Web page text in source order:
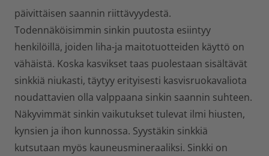
päivittäisen saannin riittävyydestä.
Todennäköisimmin sinkin puutosta esiintyy
henkilöillä, joiden liha-ja maitotuotteiden käyttö on
vähäistä. Koska kasvikset taas puolestaan sisältävät
sinkkiä niukasti, täytyy erityisesti kasvisruokavaliota
noudattavien olla valppaana sinkin saannin suhteen.
Näkyvimmät sinkin vaikutukset tulevat ilmi hiusten,
kynsien ja ihon kunnossa. Syystäkin sinkkiä
kutsutaan myös kauneusmineraaliksi. Sinkki on